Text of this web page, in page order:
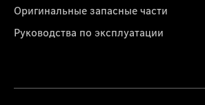
Оригинальные запасные части
Руководства по эксплуатации